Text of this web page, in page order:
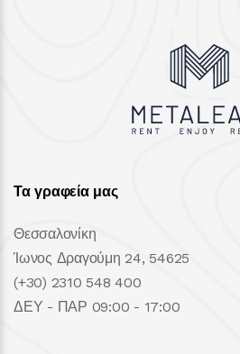
Τα γραφεία μας
Θεσσαλονίκη
Ίωνος Δραγούμη 24, 54625
(+30) 2310 548 400
ΔΕΥ - ΠΑΡ 09:00 - 17:00